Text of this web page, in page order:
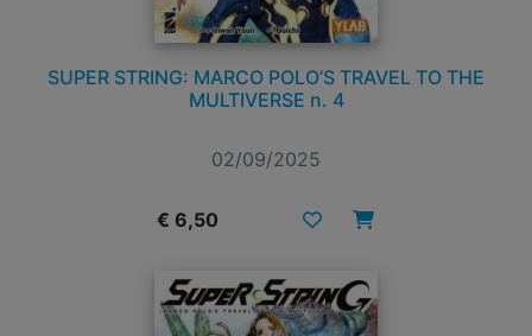
SUPER STRING: MARCO POLO’S TRAVEL TO THE
MULTIVERSE n. 4
02/09/2025
€ 6,50